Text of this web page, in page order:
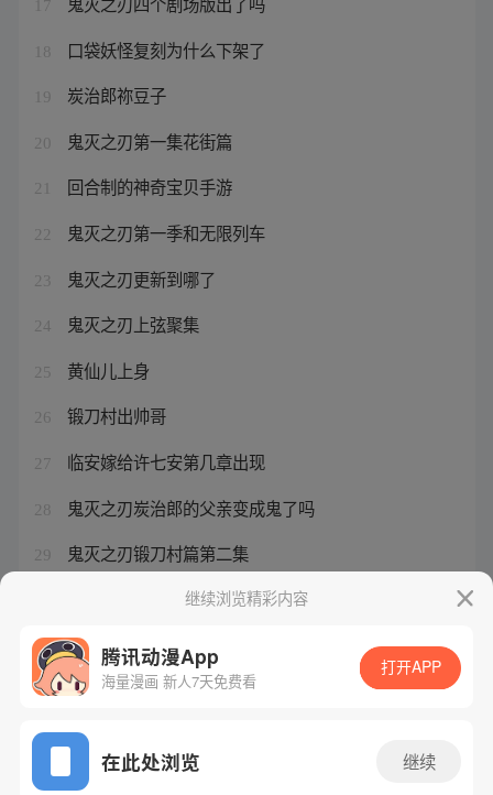
17
18 口袋妖怪复刻为什么下架了
19 炭治郎祢豆子
20 鬼灭之刃第一集花街篇
21 回合制的神奇宝贝手游
22 鬼灭之刃第一季和无限列车
23 鬼灭之刃更新到哪了
24 鬼灭之刃上弦聚集
25 黄仙儿上身
26 锻刀村出帅哥
27 临安嫁给许七安第几章出现
28 鬼灭之刃炭治郎的父亲变成鬼了吗
29 鬼灭之刃锻刀村篇第二集
口袋妖怪游戏大全自带修改器
继续浏览精彩内容
腾讯动漫App
海量漫画 新人7天免费看
打开APP
在此处浏览 继续
网站备案/许可证号：粤B2-20090059-5
Copyright©1998 - 2026 Tencent. All Rights Reserved